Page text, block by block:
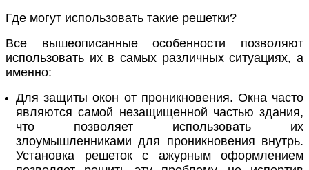
Где могут использовать такие решетки?
Все вышеописанные особенности позволяют
использовать их в самых различных ситуациях, а
именно:
Для защиты окон от проникновения. Окна часто
являются самой незащищенной частью здания,
что позволяет использовать их
злоумышленниками для проникновения внутрь.
Установка решеток с ажурным оформлением